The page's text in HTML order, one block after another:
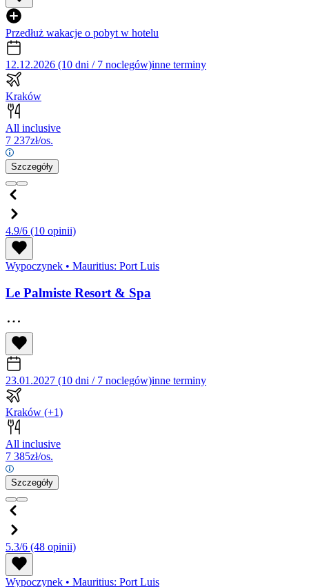
Przedłuż wakacje o pobyt w hotelu
12.12.2026 (10 dni / 7 noclegów)inne terminy
Kraków
All inclusive
7 237zł/os.
Szczegóły
4.9/6 (10 opinii)
Wypoczynek • Mauritius: Port Luis
Le Palmiste Resort & Spa
23.01.2027 (10 dni / 7 noclegów)inne terminy
Kraków (+1)
All inclusive
7 385zł/os.
Szczegóły
5.3/6 (48 opinii)
Wypoczynek • Mauritius: Port Luis